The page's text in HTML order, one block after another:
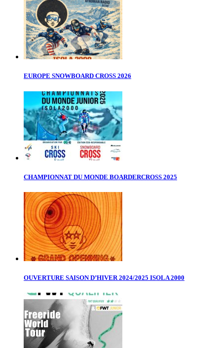
EUROPE SNOWBOARD CROSS 2026
CHAMPIONNAT DU MONDE BOARDERCROSS 2025
OUVERTURE SAISON D’HIVER 2024/2025 ISOLA 2000